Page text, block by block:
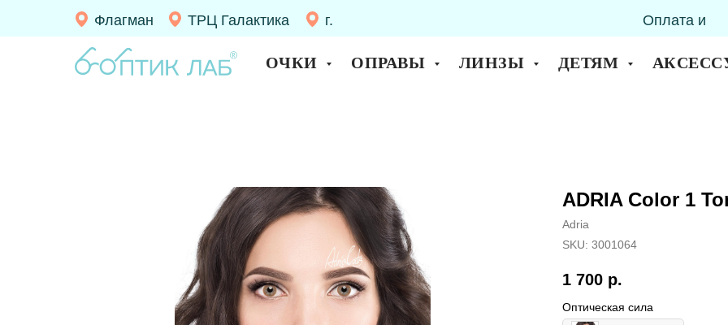
Флагман ТРЦ Галактика
Оплата и
г.
ОЧКИ ОПРАВЫ ЛИНЗЫ ДЕТЯМ
ADRIA Color 1
Adria
SKU: 3001064
1 700 р.
Оптическая сила